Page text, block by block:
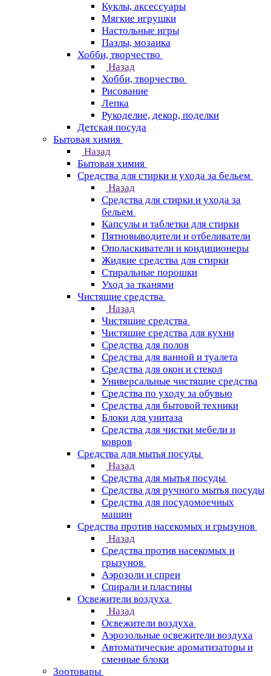
Куклы, аксессуары
Мягкие игрушки
Настольные игры
Пазлы, мозаика
Хобби, творчество
Назад
Хобби, творчество
Рисование
Лепка
Рукоделие, декор, поделки
Детская посуда
Бытовая химия
Назад
Бытовая химия
Средства для стирки и ухода за бельем
Назад
Средства для стирки и ухода за
бельем
Капсулы и таблетки для стирки
Пятновыводители и отбеливатели
Ополаскиватели и кондиционеры
Жидкие средства для стирки
Стиральные порошки
Уход за тканями
Чистящие средства
Назад
Чистящие средства
Чистящие средства для кухни
Средства для полов
Средства для ванной и туалета
Средства для окон и стекол
Универсальные чистящие средства
Средства по уходу за обувью
Средства для бытовой техники
Блоки для унитаза
Средства для чистки мебели и
ковров
Средства для мытья посуды
Назад
Средства для мытья посуды
Средства для ручного мытья посуды
Средства для посудомоечных
машин
Средства против насекомых и грызунов
Назад
Средства против насекомых и
грызунов
Аэрозоли и спреи
Спирали и пластины
Освежители воздуха
Назад
Освежители воздуха
Аэрозольные освежители воздуха
Автоматические ароматизаторы и
сменные блоки
Зоотовары